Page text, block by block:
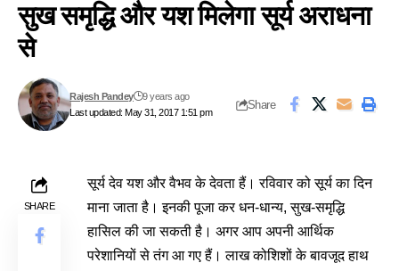
सुख समृद्धि और यश मिलेगा सूर्य अराधना
से
Last updated: May 31, 2017 1:51 pm
Rajesh Pandey 9 years ago
Share
SHARE
सूर्य देव यश और वैभव के देवता हैं। रविवार को सूर्य का दिन
माना जाता है। इनकी पूजा कर धन-धान्य, सुख-समृद्धि
हासिल की जा सकती है। अगर आप अपनी आर्थिक
परेशानियों से तंग आ गए हैं। लाख कोशिशों के बावजूद हाथ